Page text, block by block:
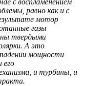
с воспламенением
равно как и с
мотор
газы
твердыми
А это
мощности
его
и турбины, и